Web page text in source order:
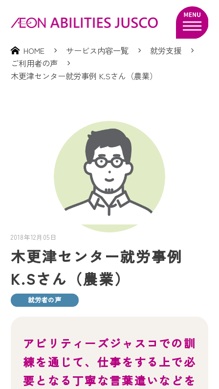
HOME サービス内容一覧
就労支援
ご利用者の声
木更津センター就労事例 K.Sさん（農業）
2018年12月05日
木更津センター就労事例
K.Sさん（農業）
就労者の声
アビリティーズジャスコでの訓
練を通じて、仕事をする上で必
要となる丁寧な言葉遣いなどを